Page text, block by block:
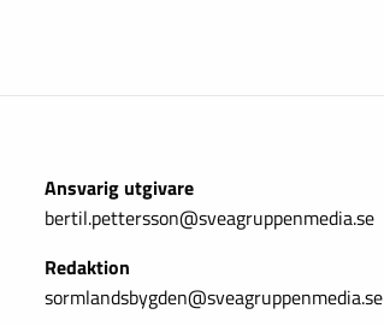
Ansvarig utgivare
bertil.pettersson@sveagruppenmedia.se
Redaktion
sormlandsbygden@sveagruppenmedia.se